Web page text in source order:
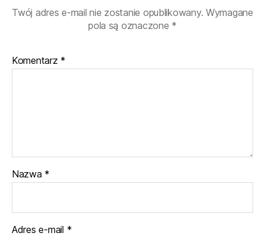
Twój adres e-mail nie zostanie opublikowany. Wymagane
pola są oznaczone *
Komentarz *
Nazwa *
Adres e-mail *